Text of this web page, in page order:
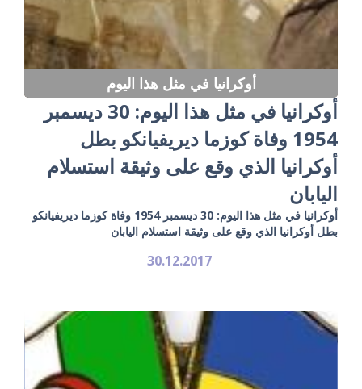
أوكرانيا في مثل هذا اليوم
أوكرانيا في مثل هذا اليوم: 30 ديسمبر
1954 وفاة كوزما ديريفيانكو بطل
أوكرانيا الذي وقع على وثيقة استسلام
اليابان
أوكرانيا في مثل هذا اليوم: 30 ديسمبر 1954 وفاة كوزما ديريفيانكو
بطل أوكرانيا الذي وقع على وثيقة استسلام اليابان
30.12.2017